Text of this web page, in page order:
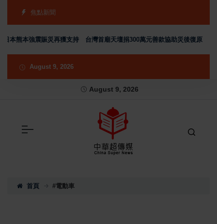
焦點新聞
本強震賑災再獲支持 台灣首廟天壇捐300萬元善款協助災後復原 2026
August 9, 2026
August 9, 2026
首頁 #電動車